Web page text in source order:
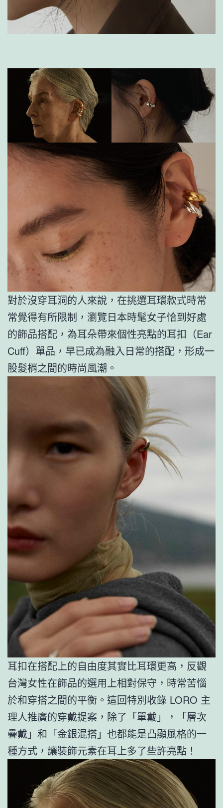
對於沒穿耳洞的人來說，在挑選耳環款式時常
常覺得有所限制，瀏覽日本時髦女子恰到好處
的飾品搭配，為耳朵帶來個性亮點的耳扣（Ear
Cuff）單品，早已成為融入日常的搭配，形成一
股髮梢之間的時尚風潮。
耳扣在搭配上的自由度其實比耳環更高，反觀
台灣女性在飾品的選用上相對保守，時常苦惱
於和穿搭之間的平衡。這回特別收錄 LORO 主
理人推廣的穿戴提案，除了「單戴」，「層次
疊戴」和「金銀混搭」也都能是凸顯風格的一
種方式，讓裝飾元素在耳上多了些許亮點！